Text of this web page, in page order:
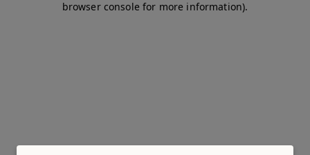
browser console for more information).